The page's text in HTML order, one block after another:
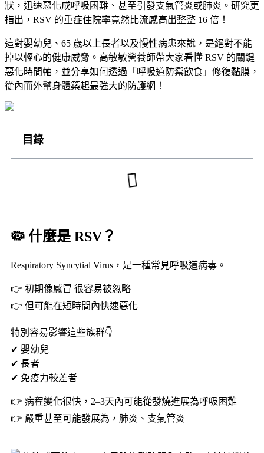
狀，迅速惡化成呼吸困難、甚至引發支氣管炎或肺炎。研究更
指出，RSV 的重症住院率竟然比流感高出整整 16 倍！
這對嬰幼兒、65 歲以上長者以及慢性病患來說，是絕對不能
掉以輕心的健康威脅。高敏敏營養師帶大家看懂 RSV 的關鍵
惡化時間軸，並分享如何透過「呼吸道防禦飲食」修復黏膜，
從內而外幫身體築起最強大的防護網！
目錄
🦠 什麼是 RSV？
Respiratory Syncytial Virus，是一種常見呼吸道病毒。
👉 初期像感冒 很容易被忽略
👉 但可能在短時間內快速惡化
特別容易影響這些族群👇
✔ 嬰幼兒
✔ 長者
✔ 免疫力較差者
👉 病程變化很快，2–3天內可能從發燒進展為呼吸困難
👉 嚴重甚至可能發展為，肺炎、支氣管炎